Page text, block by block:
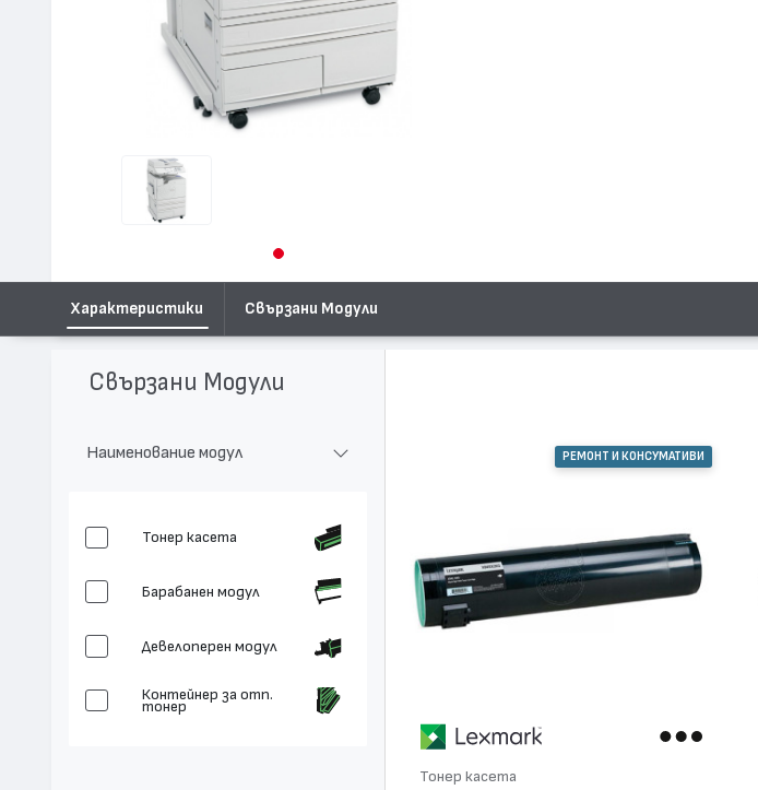
Характеристики Свързани Модули
Свързани Модули
Наименование модул
Тонер касета
Барабанен модул
Девелоперен модул
Контейнер за отп.
тонер
РЕМОНТ И КОНСУМАТИВИ
Тонер касета